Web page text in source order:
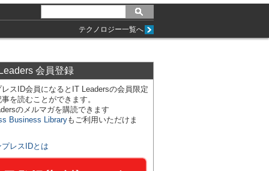
テクノロジー一覧へ
会員登録
スID会員になるとIT Leadersの会員限定
を読むことができます。
のメルマガを購読できます
Business Libraryもご利用いただけま
プレスIDとは